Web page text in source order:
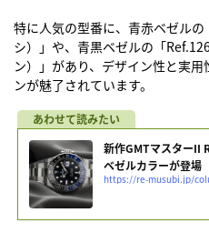
特に人気の型番に、青赤ベゼル
シ）」や、青黒ベゼルの「
ン）」があり、デザイン性と実
ンが魅了されています。
新作GMTマスターII
ベゼルカラーが登場
https://re-musubi.jp/